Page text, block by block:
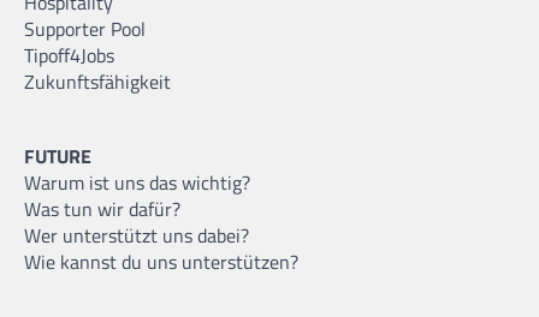
Supporter Pool
Tipoff4Jobs
Zukunftsfähigkeit
FUTURE
Warum ist uns das wichtig?
Was tun wir dafür?
Wer unterstützt uns dabei?
Wie kannst du uns unterstützen?